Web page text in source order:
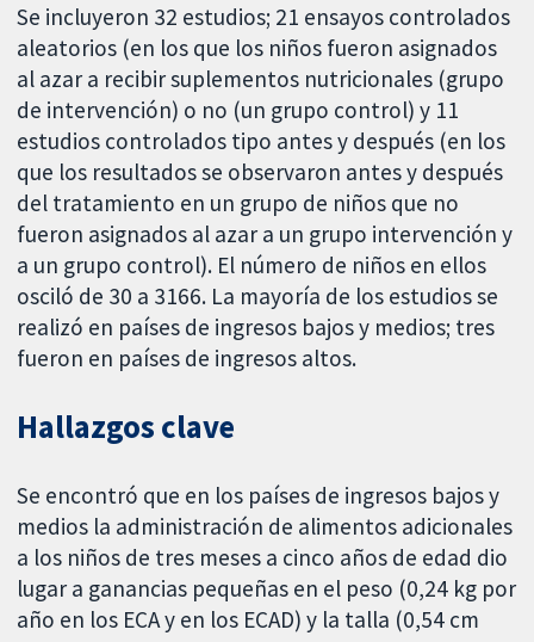
Se incluyeron 32 estudios; 21 ensayos controlados
aleatorios (en los que los niños fueron asignados
al azar a recibir suplementos nutricionales (grupo
de intervención) o no (un grupo control) y 11
estudios controlados tipo antes y después (en los
que los resultados se observaron antes y después
del tratamiento en un grupo de niños que no
fueron asignados al azar a un grupo intervención y
a un grupo control). El número de niños en ellos
osciló de 30 a 3166. La mayoría de los estudios se
realizó en países de ingresos bajos y medios; tres
fueron en países de ingresos altos.
Hallazgos clave
Se encontró que en los países de ingresos bajos y
medios la administración de alimentos adicionales
a los niños de tres meses a cinco años de edad dio
lugar a ganancias pequeñas en el peso (0,24 kg por
año en los ECA y en los ECAD) y la talla (0,54 cm